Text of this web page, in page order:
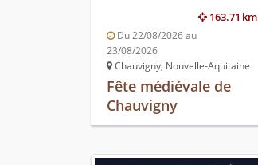
163.71 km
Du 22/08/2026 au
23/08/2026
Chauvigny, Nouvelle-Aquitaine
Fête médiévale de
Chauvigny